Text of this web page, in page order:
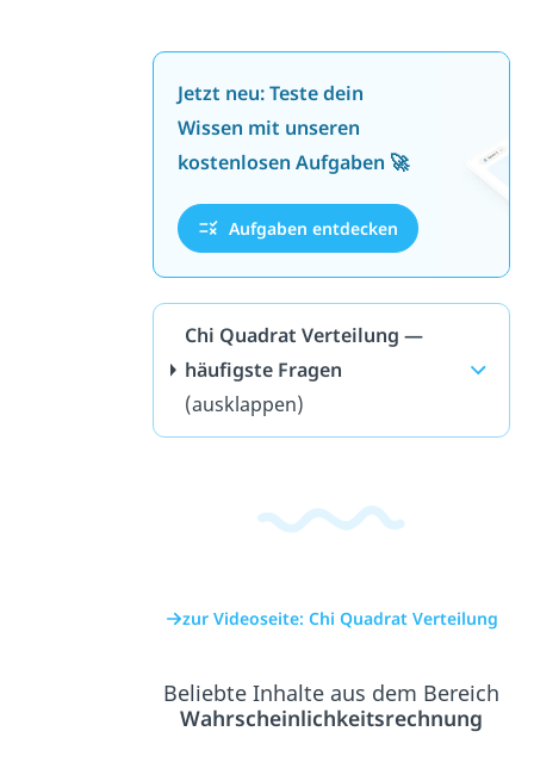
Jetzt neu: Teste dein
Wissen mit unseren
kostenlosen Aufgaben 🚀
Aufgaben entdecken
Chi Quadrat Verteilung —
häufigste Fragen
(ausklappen)
zur Videoseite: Chi Quadrat Verteilung
Beliebte Inhalte aus dem Bereich
Wahrscheinlichkeitsrechnung